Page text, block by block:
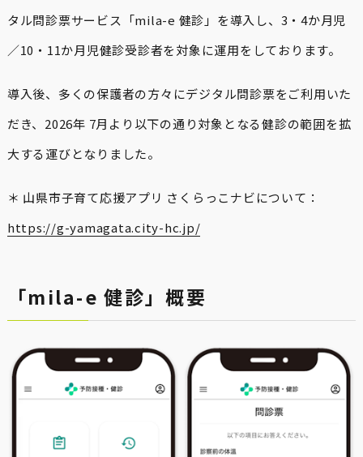
タル問診票サービス「mila-e 健診」を導入し、3・4か月児
／10・11か月児健診受診者を対象に運用をしております。
導入後、多くの保護者の方々にデジタル問診票をご利用いた
だき、2026年 7月より以下の通り対象となる健診の範囲を拡
大する運びとなりました。
＊ 山県市子育て応援アプリ さくらっこナビについて：
https://g-yamagata.city-hc.jp/
「mila-e 健診」概要